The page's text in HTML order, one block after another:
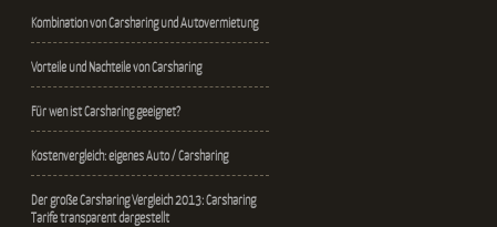
Kombination von Carsharing und Autovermietung
Vorteile und Nachteile von Carsharing
Für wen ist Carsharing geeignet?
Kostenvergleich: eigenes Auto / Carsharing
Der große Carsharing Vergleich 2013: Carsharing
Tarife transparent dargestellt